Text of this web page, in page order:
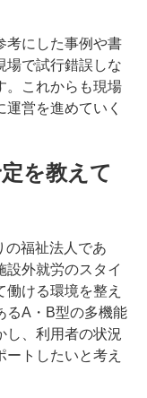
考にした事例や書
場で試行錯誤しな
。これからも現場
営を進めていく
を教えて
の福祉法人であ
設外就労のスタイ
ける環境を整え
るA・B型の多機能
し、利用者の状況
トしたいと考え